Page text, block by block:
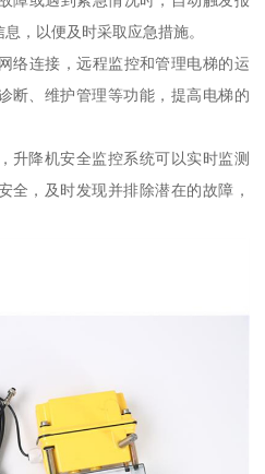
，以便及时采取应急措施。
络连接，远程监控和管理电梯的运
断、维护管理等功能，提高电梯的
升降机安全监控系统可以实时监测
全，及时发现并排除潜在的故障，